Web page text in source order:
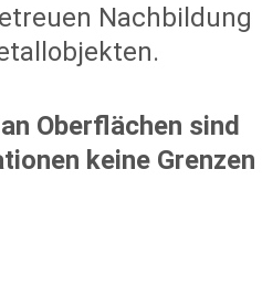
Nachbildung
Oberflächen sind
keine Grenzen